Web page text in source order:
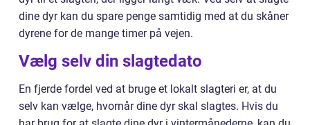
dine dyr kan du spare penge samtidig med at du skåner
dyrene for de mange timer på vejen.
Vælg selv din slagtedato
En fjerde fordel ved at bruge et lokalt slagteri er, at du
selv kan vælge, hvornår dine dyr skal slagtes. Hvis du